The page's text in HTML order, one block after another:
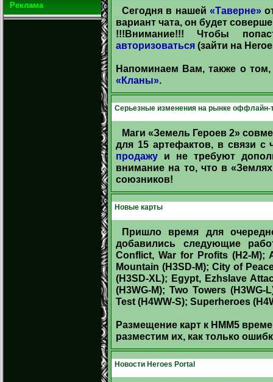
Реклама Сегодня в нашей «Таверне»
вариант чата, он будет
!!!Внимание!!! Чтобы
авторизоваться (зайти на
Напоминаем Вам, также о
«Кланы».
Серьезные изменения на рынке оффлайн-
Маги «Земель Героев 2»
для 15 артефактов, в связи
продажу и не требуют
внимание на то, что в
союзников!
Новые карты
Пришло время для
добавились следующие
Conflict, War for Profits (H2-M);
Mountain (H3SD-M); City of
(H3SD-XL); Egypt, Ezhslave
(H3WG-M); Two Towers
Test (H4WW-S); Superheroes
Размещение карт к НММ5
разместим их, как только
Новости Heroes Portal